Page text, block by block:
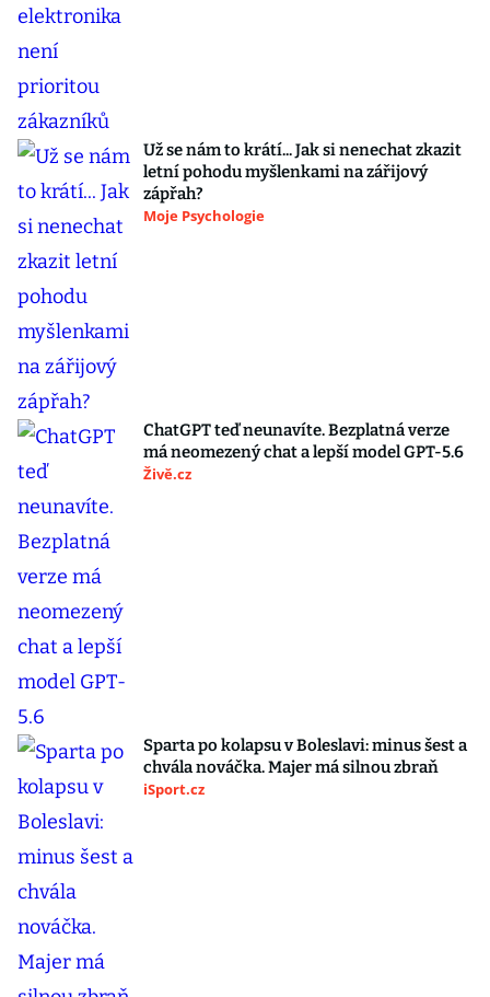
Už se nám to krátí... Jak si nenechat zkazit
letní pohodu myšlenkami na zářijový
zápřah?
Moje Psychologie
ChatGPT teď neunavíte. Bezplatná verze
má neomezený chat a lepší model GPT-5.6
Živě.cz
Sparta po kolapsu v Boleslavi: minus šest a
chvála nováčka. Majer má silnou zbraň
iSport.cz